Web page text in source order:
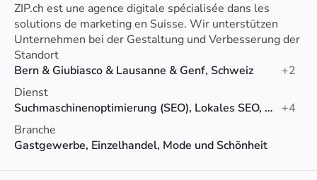
ZIP.ch est une agence digitale spécialisée dans les
solutions de marketing en Suisse. Wir unterstützen
Unternehmen bei der Gestaltung und Verbesserung der
Leistung ihrer Kommunikation durch Beratung.
Standort
Bern & Giubiasco & Lausanne & Genf, Schweiz
+2
Dienst
Suchmaschinenoptimierung (SEO), Lokales SEO, Social-Media-Marketing
+4
Branche
Gastgewerbe, Einzelhandel, Mode und Schönheit